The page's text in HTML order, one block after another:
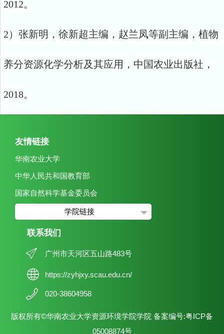
2012。
2）张新明，徐新超主编，赵兰凤等副主编，植物
养分资源化学分析及其应用，中国农业出版社，
2018。
友情链接
华南农业大学
中华人民共和国教育部
国家自然科学基金委员会
学院链接
联系我们
广州市天河区五山路483号
https://zyhjxy.scau.edu.cn/
020-38604958
版权所有©华南农业大学资源环境学院学院 备案编号:粤ICP备
05008874号